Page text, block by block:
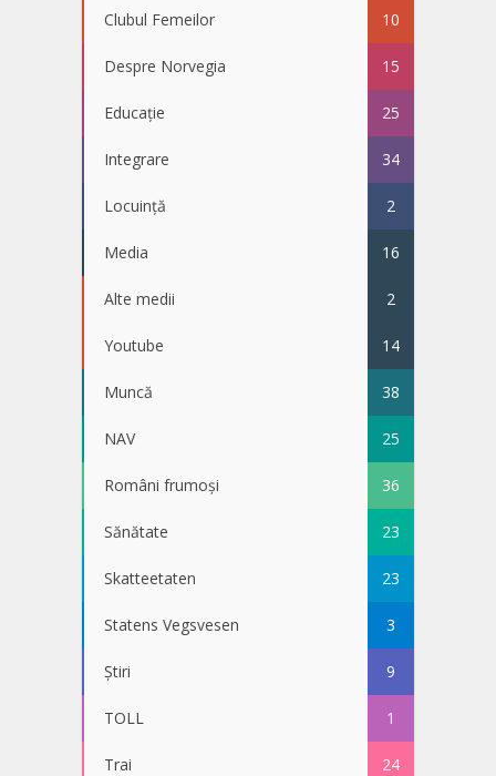
Clubul Femeilor 10
Despre Norvegia 15
Educație 25
Integrare 34
Locuință 2
Media 16
Alte medii 2
Youtube 14
Muncă 38
NAV 25
Români frumoși 36
Sănătate 23
Skatteetaten 23
Statens Vegsvesen 3
Știri 9
TOLL 1
Trai 24